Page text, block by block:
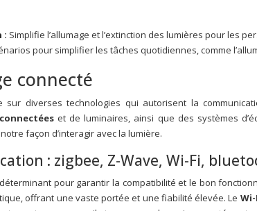
: Simplifie l’allumage et l’extinction des lumières pour les
pour simplifier les tâches quotidiennes, comme
connecté
sur diverses technologies qui autorisent la
et de luminaires, ainsi que des systèmes
façon d’interagir avec la lumière.
: zigbee, Z-Wave, Wi-Fi,
pour garantir la compatibilité et le bon
offrant une vaste portée et une fiabilité élevée. Le Wi-